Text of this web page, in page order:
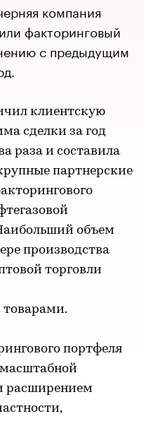
компания
факторинговый
с предыдущим
клиентскую
сделки за год
раза и составила
партнерские
объем
производства
торговли
товарами.
портфеля
расширением